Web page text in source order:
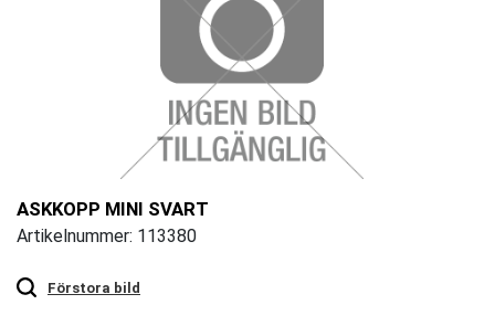
ASKKOPP MINI SVART
Artikelnummer: 113380
Förstora bild
zoom